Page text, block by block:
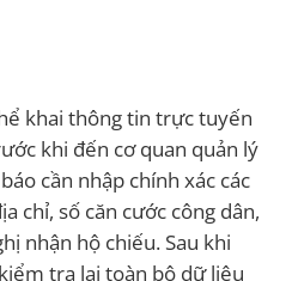
khai thông tin trực tuyến
khi đến cơ quan quản lý
cần nhập chính xác các
chỉ, số căn cước công dân,
nhận hộ chiếu. Sau khi
tra lại toàn bộ dữ liệu